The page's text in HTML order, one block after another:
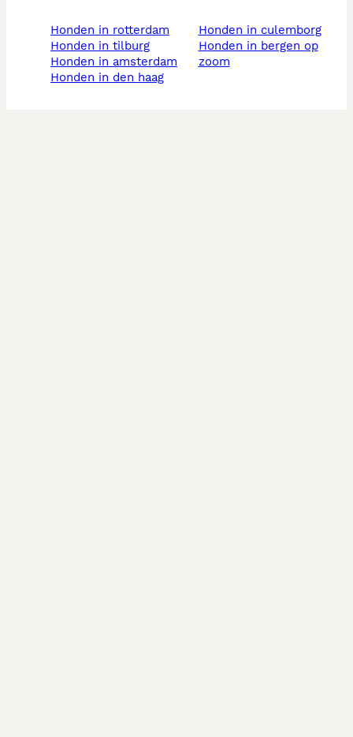
honden in rotterdam
honden in tilburg
honden in amsterdam
honden in den haag
honden in culemborg
honden in bergen op
zoom